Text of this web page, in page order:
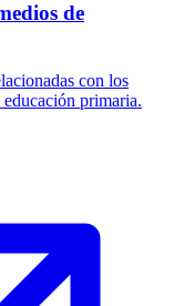
de
con los
primaria.